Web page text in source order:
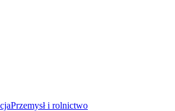
Przemysł i rolnictwo